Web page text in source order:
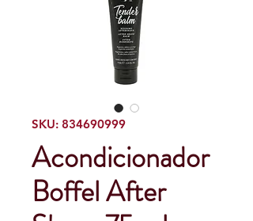
SKU: 834690999
Acondicionador
Boffel After